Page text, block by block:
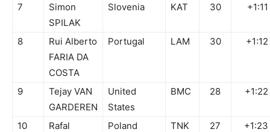
7
Simon
SPILAK
Slovenia KAT 30 +1:11
8
Rui Alberto
FARIA DA
COSTA
Portugal LAM 30 +1:12
9
Tejay VAN
GARDEREN
United
States
BMC 28 +1:22
10
Rafal
Poland TNK 27 +1:23